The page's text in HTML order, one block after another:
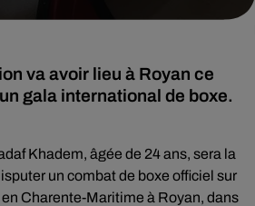
va avoir lieu à Royan ce
gala international de boxe.
Khadem, âgée de 24 ans, sera la
un combat de boxe officiel sur
Charente-Maritime à Royan, dans